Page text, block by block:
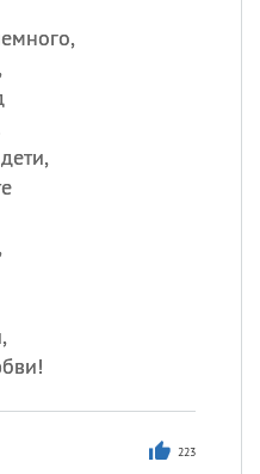
223
рисового пудинга
празднуют именины
значение